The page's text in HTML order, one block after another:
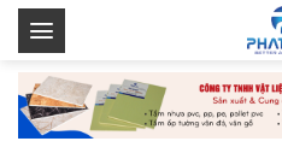
Skip